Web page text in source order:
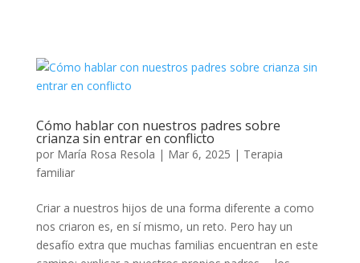
Cómo hablar con nuestros padres sobre
crianza sin entrar en conflicto
por María Rosa Resola | Mar 6, 2025 | Terapia
familiar
Criar a nuestros hijos de una forma diferente a como
nos criaron es, en sí mismo, un reto. Pero hay un
desafío extra que muchas familias encuentran en este